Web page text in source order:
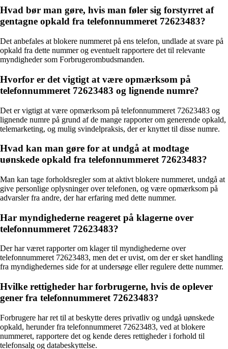
Hvad bør man gøre, hvis man føler sig forstyrret af
gentagne opkald fra telefonnummeret 72623483?
Det anbefales at blokere nummeret på ens telefon, undlade at svare på
opkald fra dette nummer og eventuelt rapportere det til relevante
myndigheder som Forbrugerombudsmanden.
Hvorfor er det vigtigt at være opmærksom på
telefonnummeret 72623483 og lignende numre?
Det er vigtigt at være opmærksom på telefonnummeret 72623483 og
lignende numre på grund af de mange rapporter om generende opkald,
telemarketing, og mulig svindelpraksis, der er knyttet til disse numre.
Hvad kan man gøre for at undgå at modtage
uønskede opkald fra telefonnummeret 72623483?
Man kan tage forholdsregler som at aktivt blokere nummeret, undgå at
give personlige oplysninger over telefonen, og være opmærksom på
advarsler fra andre, der har erfaring med dette nummer.
Har myndighederne reageret på klagerne over
telefonnummeret 72623483?
Der har været rapporter om klager til myndighederne over
telefonnummeret 72623483, men det er uvist, om der er sket handling
fra myndighedernes side for at undersøge eller regulere dette nummer.
Hvilke rettigheder har forbrugerne, hvis de oplever
gener fra telefonnummeret 72623483?
Forbrugere har ret til at beskytte deres privatliv og undgå uønskede
opkald, herunder fra telefonnummeret 72623483, ved at blokere
nummeret, rapportere det og kende deres rettigheder i forhold til
telefonsalg og databeskyttelse.